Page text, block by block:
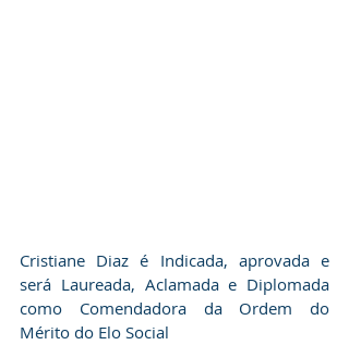
Cristiane Diaz é Indicada, aprovada e
será Laureada, Aclamada e Diplomada
como Comendadora da Ordem do
Mérito do Elo Social